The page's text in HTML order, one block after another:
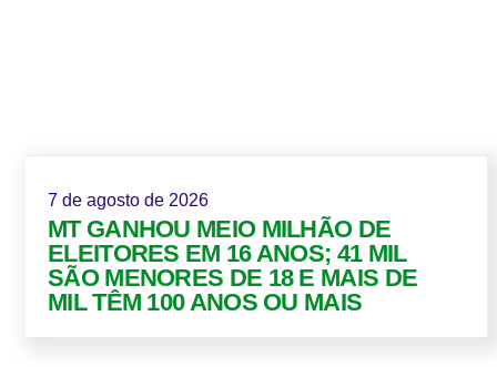
7 de agosto de 2026
MT GANHOU MEIO MILHÃO DE
ELEITORES EM 16 ANOS; 41 MIL
SÃO MENORES DE 18 E MAIS DE
MIL TÊM 100 ANOS OU MAIS